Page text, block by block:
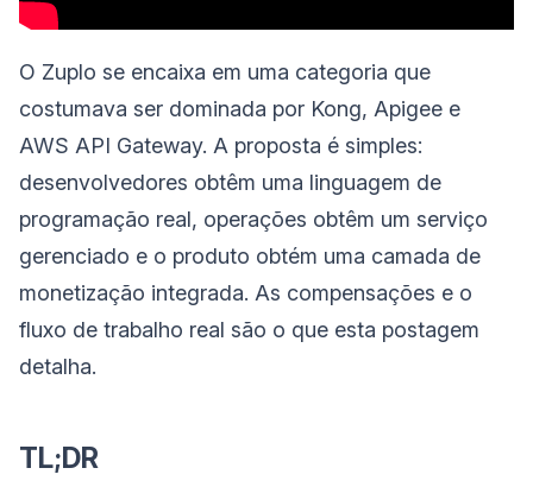
O Zuplo se encaixa em uma categoria que
costumava ser dominada por Kong, Apigee e
AWS API Gateway. A proposta é simples:
desenvolvedores obtêm uma linguagem de
programação real, operações obtêm um serviço
gerenciado e o produto obtém uma camada de
monetização integrada. As compensações e o
fluxo de trabalho real são o que esta postagem
detalha.
TL;DR